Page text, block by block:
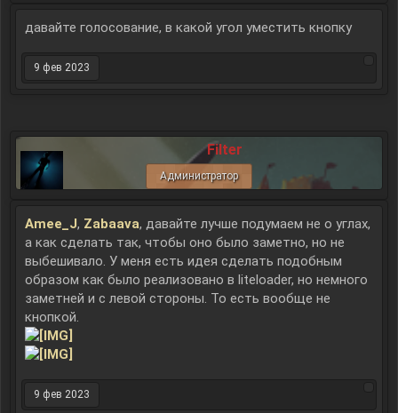
давайте голосование, в какой угол уместить кнопку
9 фев 2023
Filter
Администратор
Amee_J, Zabaava, давайте лучше подумаем не о углах,
а как сделать так, чтобы оно было заметно, но не
выбешивало. У меня есть идея сделать подобным
образом как было реализовано в liteloader, но немного
заметней и с левой стороны. То есть вообще не
кнопкой.
9 фев 2023